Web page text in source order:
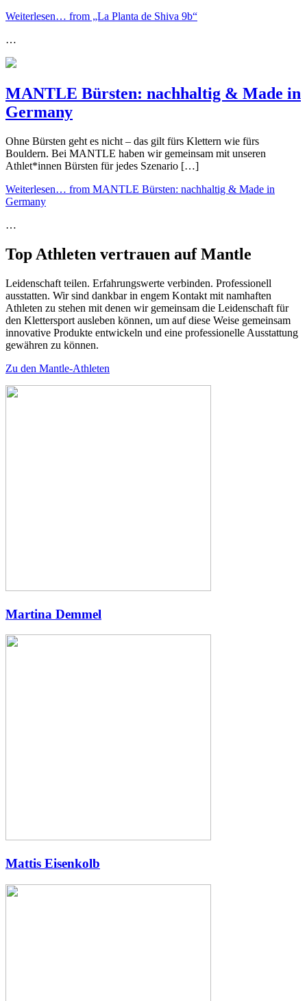
Weiterlesen… from „La Planta de Shiva 9b“
…
MANTLE Bürsten: nachhaltig & Made in
Germany
Ohne Bürsten geht es nicht – das gilt fürs Klettern wie fürs
Bouldern. Bei MANTLE haben wir gemeinsam mit unseren
Athlet*innen Bürsten für jedes Szenario […]
Weiterlesen… from MANTLE Bürsten: nachhaltig & Made in
Germany
…
Top Athleten vertrauen auf Mantle
Leidenschaft teilen. Erfahrungswerte verbinden. Professionell
ausstatten. Wir sind dankbar in engem Kontakt mit namhaften
Athleten zu stehen mit denen wir gemeinsam die Leidenschaft für
den Klettersport ausleben können, um auf diese Weise gemeinsam
innovative Produkte entwickeln und eine professionelle Ausstattung
gewähren zu können.
Zu den Mantle-Athleten
Martina Demmel
Mattis Eisenkolb